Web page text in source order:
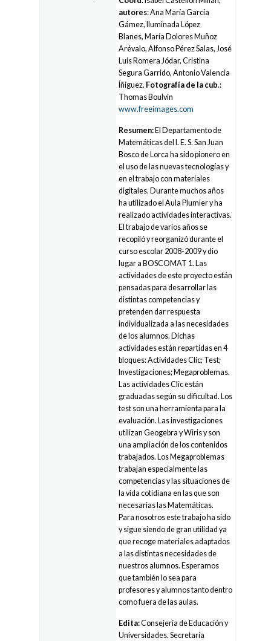
autores: Ana María García
Gámez, Iluminada López
Blanes, María Dolores Muñoz
Arévalo, Alfonso Pérez Salas, José
Luis Romera Jódar, Cristina
Segura Garrido, Antonio Valencia
Íñiguez. Fotografía de la cub.:
Thomas Boulvin
www.freeimages.com
Resumen: El Departamento de
Matemáticas del I. E. S. San Juan
Bosco de Lorca ha sido pionero en
el uso de las nuevas tecnologías y
en el trabajo con materiales
digitales. Durante muchos años
ha utilizado el Aula Plumier y ha
realizado actividades interactivas.
El trabajo de varios años se
recopiló y reorganizó durante el
curso escolar 2008-2009 y dio
lugar a BOSCOMAT 1. Las
actividades de este proyecto están
pensadas para desarrollar las
distintas competencias y
pretenden dar respuesta
individualizada a las necesidades
de los alumnos. Dichas
actividades están repartidas en 4
bloques: Actividades Clic; Test;
Investigaciones; Megaproblemas.
Las actividades Clic están
graduadas según su dificultad. Los
test son una herramienta para la
evaluación. Las investigaciones
utilizan Geogebra y Wiris y son
una ampliación de los contenidos
trabajados. Los Megaproblemas
trabajan especialmente las
competencias y las situaciones de
la vida cotidiana en las que son
necesarias las Matemáticas.
Para nosotros este trabajo ha sido
y sigue siendo de gran utilidad ya
que recoge materiales adaptados
a las distintas necesidades de
nuestros alumnos. Esperamos
que también lo sea para
profesores y alumnos tanto dentro
como fuera de las aulas.
Edita:Consejería de Educación y
Universidades. Secretaría